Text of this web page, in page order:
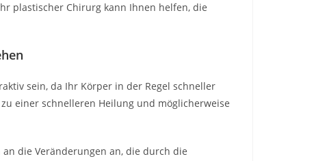
plastischer Chirurg kann Ihnen helfen, die
sein, da Ihr Körper in der Regel schneller
einer schnelleren Heilung und möglicherweise
die Veränderungen an, die durch die